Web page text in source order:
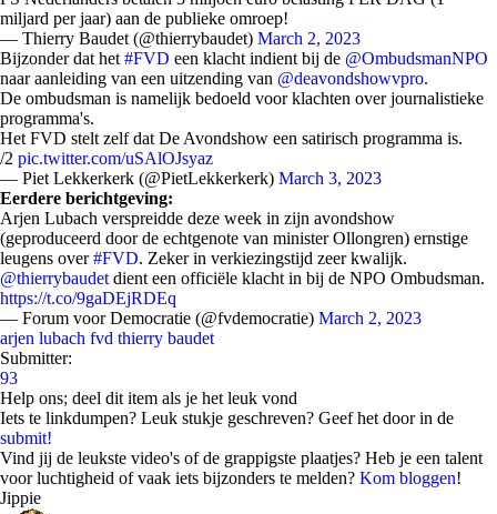
miljard per jaar) aan de publieke omroep!
— Thierry Baudet (@thierrybaudet) March 2, 2023
Bijzonder dat het #FVD een klacht indient bij de @OmbudsmanNPO
naar aanleiding van een uitzending van @deavondshowvpro.
De ombudsman is namelijk bedoeld voor klachten over journalistieke
programma's.
Het FVD stelt zelf dat De Avondshow een satirisch programma is.
/2 pic.twitter.com/uSAlOJsyaz
— Piet Lekkerkerk (@PietLekkerkerk) March 3, 2023
Eerdere berichtgeving:
Arjen Lubach verspreidde deze week in zijn avondshow
(geproduceerd door de echtgenote van minister Ollongren) ernstige
leugens over#FVD. Zeker in verkiezingstijd zeer kwalijk.
@thierrybaudet dient een officiële klacht in bij de NPO Ombudsman.
https://t.co/9gaDEjRDEq
— Forum voor Democratie (@fvdemocratie) March 2, 2023
arjen lubach fvd thierry baudet
Submitter:
93
Help ons; deel dit item als je het leuk vond
Iets te linkdumpen? Leuk stukje geschreven? Geef het door in de
submit!
Vind jij de leukste video's of de grappigste plaatjes? Heb je een talent
voor luchtigheid of vaak iets bijzonders te melden? Kom bloggen!
Jippie